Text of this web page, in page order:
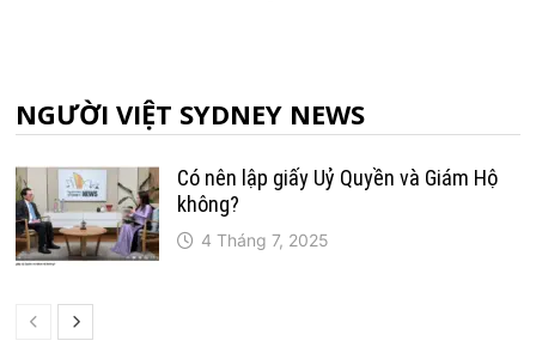
NGƯỜI VIỆT SYDNEY NEWS
Có nên lập giấy Uỷ Quyền và Giám Hộ
không?
4 Tháng 7, 2025